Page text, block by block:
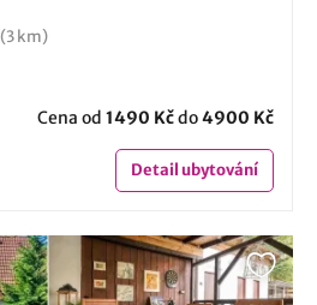
(3 km)
Cena od 1490 Kčdo4900 Kč
Detailubytování